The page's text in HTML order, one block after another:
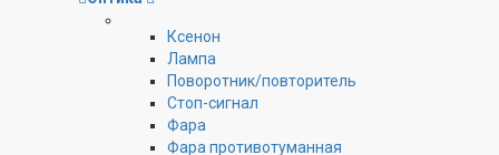
Ксенон
Лампа
Поворотник/повторитель
Стоп-сигнал
Фара
Фара противотуманная